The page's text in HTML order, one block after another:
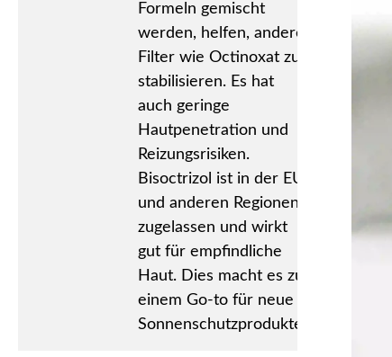
Formeln gemischt
werden, helfen, andere
Filter wie Octinoxat zu
stabilisieren. Es hat
auch geringe
Hautpenetration und
Reizungsrisiken.
Bisoctrizol ist in der EU
und anderen Regionen
zugelassen und wirkt
gut für empfindliche
Haut. Dies macht es zu
einem Go-to für neue
Sonnenschutzprodukte.